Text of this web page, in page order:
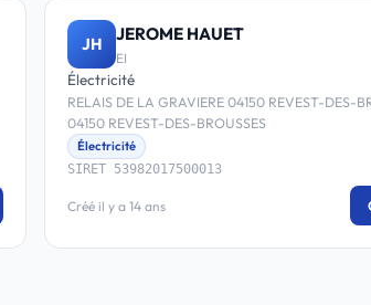
JH JEROME HAUET
EI
Électricité
RELAIS DE LA GRAVIERE 04150 REVEST-DES-
04150 REVEST-DES-BROUSSES
Électricité
SIRET 53982017500013
Créé il y a 14 ans